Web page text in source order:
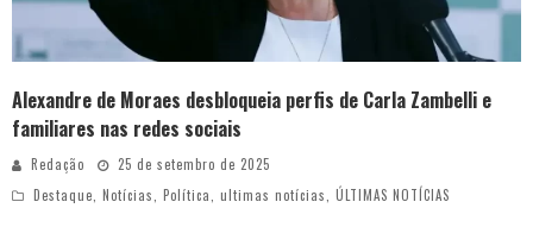
Alexandre de Moraes desbloqueia perfis de Carla Zambelli e
familiares nas redes sociais
Redação
25 de setembro de 2025
Destaque, Notícias, Política, ultimas notícias, ÚLTIMAS NOTÍCIAS